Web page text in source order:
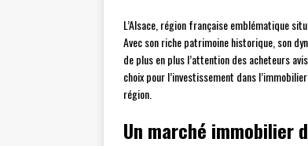
L’Alsace, région française emblématique
Avec son riche patrimoine historique, son
de plus en plus l’attention des acheteurs
choix pour l’investissement dans
région.
Un marché immobilier